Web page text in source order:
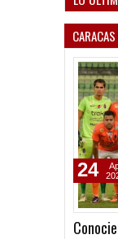
24